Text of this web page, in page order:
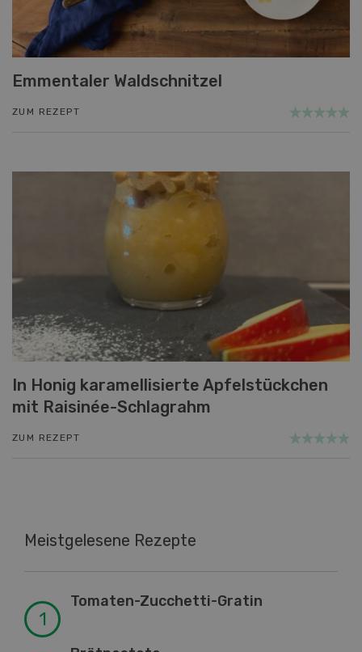
Emmentaler Waldschnitzel
ZUM REZEPT
In Honig karamellisierte Apfelstückchen
mit Raisinée-Schlagrahm
ZUM REZEPT
Meistgelesene Rezepte
Tomaten-Zucchetti-Gratin